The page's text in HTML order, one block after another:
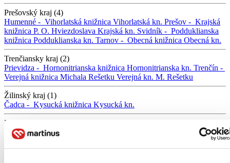
Prešovský kraj (4)
Humenné - Vihorlatská knižnica Vihorlatská kn. Prešov - Krajská
knižnica P. O. Hviezdoslava Krajská kn. Svidník - Podduklianska
knižnica Podduklianska kn. Tarnov - Obecná knižnica Obecná kn.
Trenčiansky kraj (2)
Prievidza - Hornonitrianska knižnica Hornonitrianska kn. Trenčín -
Verejná knižnica Michala Rešetku Verejná kn. M. Rešetku
Žilinský kraj (1)
Čadca - Kysucká knižnica Kysucká kn.
Banskobystrický kraj (0)
Trnavský kraj (0)